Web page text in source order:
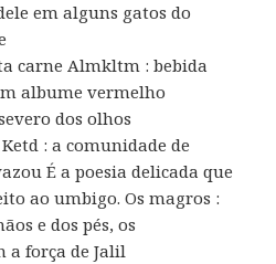
em alguns gatos do
carne Almkltm : bebida
albume vermelho
dos olhos
: a comunidade de
É a poesia delicada que
ao umbigo. Os magros :
e dos pés, os
a força de Jalil